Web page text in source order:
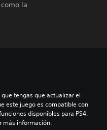
la
tengas que actualizar el
este juego es compatible con
disponibles para PS4.
más información.